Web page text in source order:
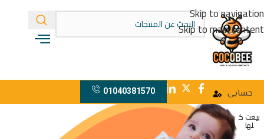
Skip to navigation
Skip to main content
حسابى 01040381570
بيعت ك
لها